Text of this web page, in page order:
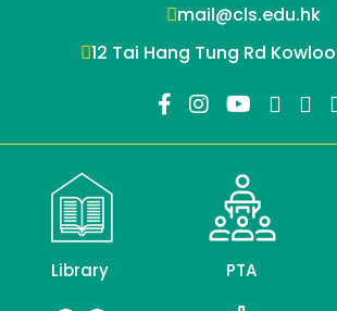
mail@cls.edu.hk
12 Tai Hang Tung Rd
Library PTA